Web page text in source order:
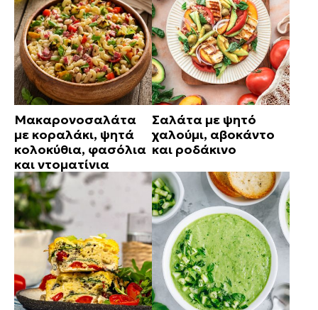
Μακαρονοσαλάτα
με κοραλάκι, ψητά
κολοκύθια, φασόλια
και ντοματίνια
Σαλάτα με ψητό
χαλούμι, αβοκάντο
και ροδάκινο